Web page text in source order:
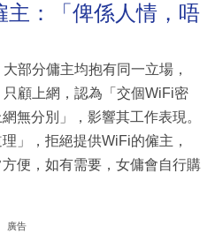
主：「俾係人情，唔
部分傭主均抱有同一立場，
顧上網，認為「交個WiFi密
無分別」，影響其工作表現。
」，拒絕提供WiFi的僱主，
便，如有需要，女傭會自行購
廣告